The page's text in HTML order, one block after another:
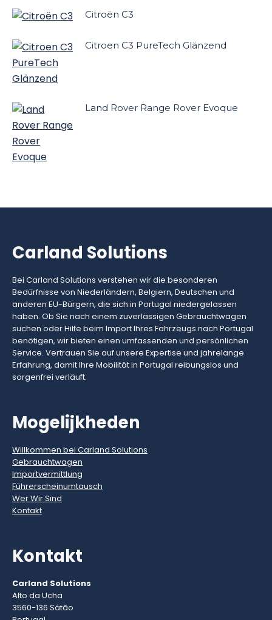
Citroën C3
Citroen C3 PureTech Glänzend
Land Rover Range Rover Evoque
Carland Solutions
Bei Carland Solutions verstehen wir die besonderen
Bedürfnisse von Niederländern, Belgiern, Deutschen und
anderen EU-Bürgern, die sich in Portugal niedergelassen
haben. Ob Sie nach einem zuverlässigen Gebrauchtwagen
suchen oder Hilfe beim Import Ihres Fahrzeugs nach Portugal
benötigen, wir bieten einen umfassenden und persönlichen
Service. Vertrauen Sie auf unsere Expertise und jahrelange
Erfahrung, damit Ihre Mobilität in Portugal reibungslos und
sorgenfrei verläuft.
Mogelijkheden
Willkommen bei Carland Solutions
Gebrauchtwagen
Importvermittlung
Führerscheinumtausch
Wer Wir Sind
Kontakt
Kontakt
Carland Solutions
Alto da Ucha
3560-136 Sátão